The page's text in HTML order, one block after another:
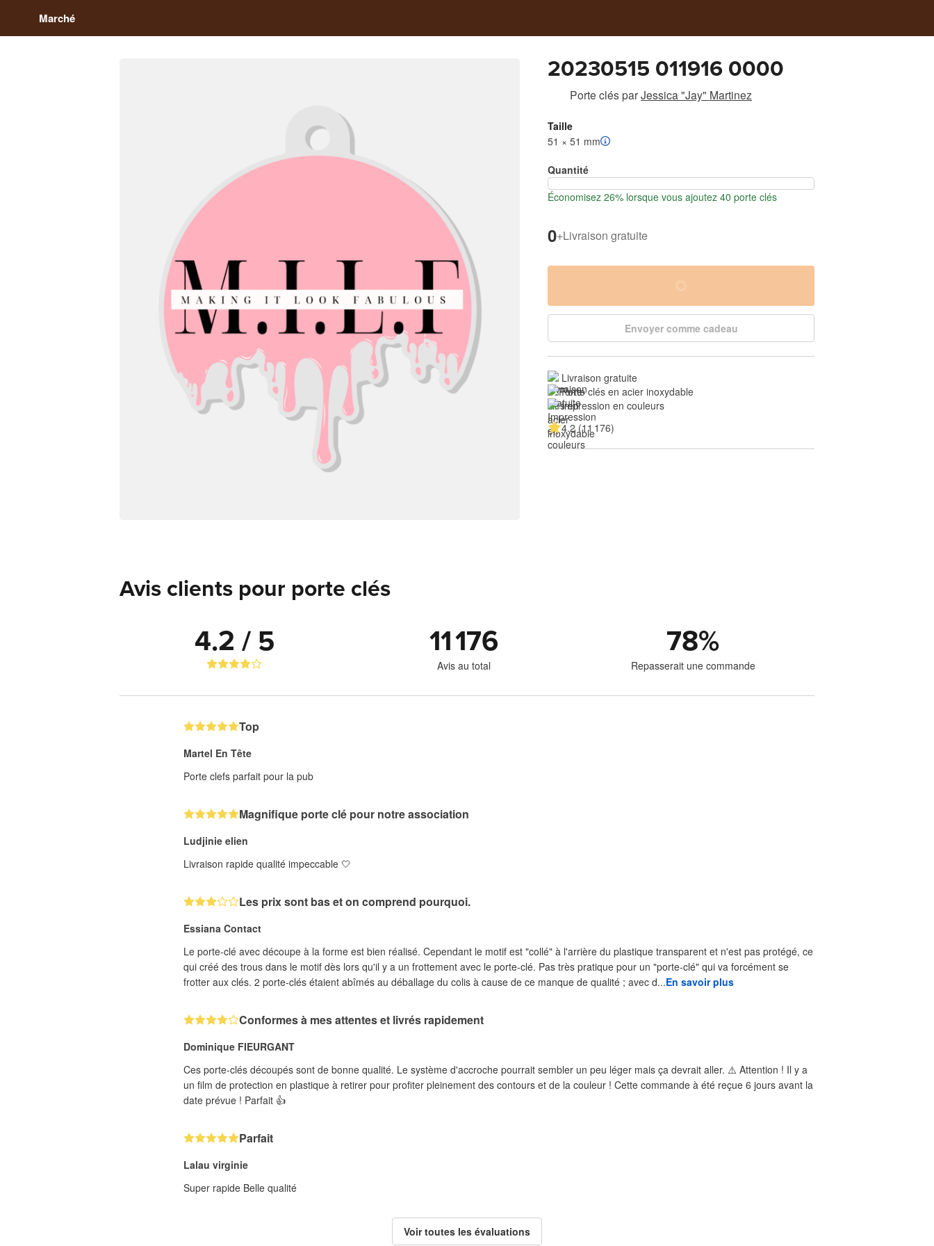
Marché
20230515 011916 0000
Porte clésparJessica "Jay" Martinez
Taille
51 × 51 mm
Quantité
Économisez 26% lorsque vous ajoutez 40 porte clés
0+Livraison gratuite
Envoyer comme cadeau
Livraison gratuite
Porte clés en acier inoxydable
Impression en couleurs
4.2 (11 176)
Avis clients pour porte clés
4.2 / 5 11 176
Avis au total
78%
Repasserait une commande
Top
Martel En Tête
Porte clefs parfait pour la pub
Magnifique porte clé pour notre association
Ludjinie elien
Livraison rapide qualité impeccable 🤍
Les prix sont bas et on comprend pourquoi.
Essiana Contact
Le porte-clé avec découpe à la forme est bien réalisé. Cependant le motif est "collé" à l'arrière du plastique transparent et n'est pas protégé, ce
qui créé des trous dans le motif dès lors qu'il y a un frottement avec le porte-clé. Pas très pratique pour un "porte-clé" qui va forcément se
frotter aux clés. 2 porte-clés étaient abîmés au déballage du colis à cause de ce manque de qualité ; avec d...En savoir plus
Conformes à mes attentes et livrés rapidement
Dominique FIEURGANT
Ces porte-clés découpés sont de bonne qualité. Le système d'accroche pourrait sembler un peu léger mais ça devrait aller. ⚠️ Attention ! Il y a
un film de protection en plastique à retirer pour profiter pleinement des contours et de la couleur ! Cette commande à été reçue 6 jours avant la
date prévue ! Parfait 👍
Parfait
Lalau virginie
Super rapide Belle qualité
Voir toutes les évaluations